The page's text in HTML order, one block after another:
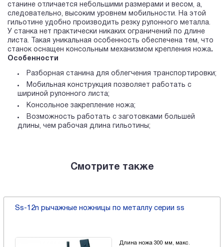
станине отличается небольшими размерами и весом, а,
следовательно, высоким уровнем мобильности. На этой
гильотине удобно производить резку рулонного металла.
У станка нет практически никаких ограничений по длине
листа. Такая уникальная особенность обеспечена тем, что
станок оснащен консольным механизмом крепления ножа.
Особенности
Разборная станина для облегчения транспортировки;
Мобильная конструкция позволяет работать с
шириной рулонного листа;
Консольное закрепление ножа;
Возможность работать с заготовками большей
длины, чем рабочая длина гильотины;
Смотрите также
Ss-12n рычажные ножницы по металлу серии ss
Длина ножа 300 мм, макс.